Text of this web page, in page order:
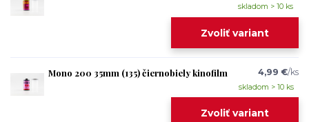
skladom > 10 ks
Zvoliť variant
Mono 200 35mm (135) čiernobiely kinofilm 4,99 €/ks
skladom > 10 ks
Zvoliť variant